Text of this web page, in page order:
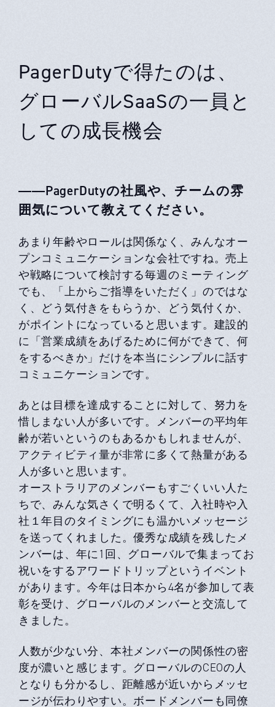
PagerDutyで得たのは、
グローバルSaaSの一員と
しての成長機会
――PagerDutyの社風や、チームの雰
囲気について教えてください。
あまり年齢やロールは関係なく、みんなオー
プンコミュニケーションな会社ですね。売上
や戦略について検討する毎週のミーティング
でも、「上からご指導をいただく」のではな
く、どう気付きをもらうか、どう気付くか、
がポイントになっていると思います。建設的
に「営業成績をあげるために何ができて、何
をするべきか」だけを本当にシンプルに話す
コミュニケーションです。
あとは目標を達成することに対して、努力を
惜しまない人が多いです。メンバーの平均年
齢が若いというのもあるかもしれませんが、
アクティビティ量が非常に多くて熱量がある
人が多いと思います。
オーストラリアのメンバーもすごくいい人た
ちで、みんな気さくで明るくて、入社時や入
社１年目のタイミングにも温かいメッセージ
を送ってくれました。優秀な成績を残したメ
ンバーは、年に1回、グローバルで集まってお
祝いをするアワードトリップというイベント
があります。今年は日本から4名が参加して表
彰を受け、グローバルのメンバーと交流して
きました。
人数が少ない分、本社メンバーの関係性の密
度が濃いと感じます。グローバルのCEOの人
となりも分かるし、距離感が近いからメッセ
ージが伝わりやすい。ボードメンバーも同僚